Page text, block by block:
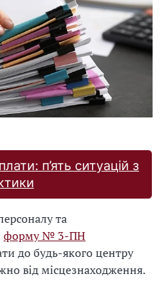
п’ять ситуацій з
та
форму № 3-ПН
до будь-якого центру
від місцезнаходження.